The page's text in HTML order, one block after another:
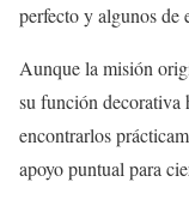
perfecto y algunos de
Aunque la misión
su función decorativa
encontrarlos
apoyo puntual para